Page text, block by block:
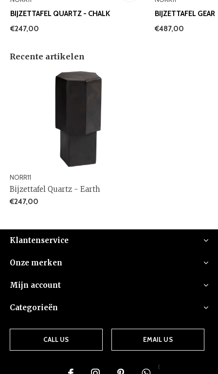
BIJZETTAFEL QUARTZ - CHALK
€247,00
BIJZETTAFEL GEAR
€487,00
Recente artikelen
NORR11
Bijzettafel Quartz - Earth
€247,00
Klantenservice
Onze merken
Mijn account
Categorieën
CALL US EMAIL US
{